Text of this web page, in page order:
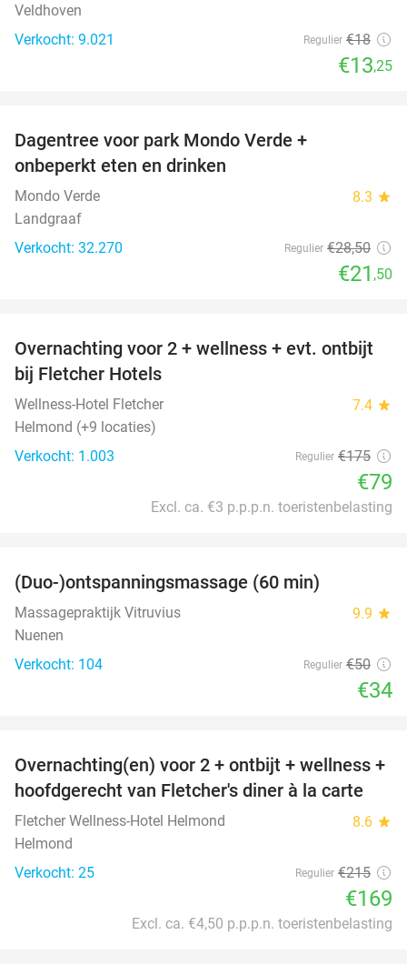
Veldhoven
Verkocht: 9.021
Regulier €18
€13,25
Dagentree voor park Mondo Verde +
onbeperkt eten en drinken
Mondo Verde 8.3 star
Landgraaf
Verkocht: 32.270
Regulier €28,50
€21 ,50
55%
Overnachting voor 2 + wellness + evt. ontbijt
bij Fletcher Hotels
Wellness-Hotel Fletcher 7.4 star
Helmond (+9 locaties)
Verkocht: 1.003
Regulier €175
€79
Excl. ca. €3 p.p.p.n. toeristenbelasting
(Duo-)ontspanningsmassage (60 min)
Massagepraktijk Vitruvius 9.9 star
Nuenen
Verkocht: 104
Regulier €50
€34
21%
Overnachting(en) voor 2 + ontbijt + wellness +
hoofdgerecht van Fletcher's diner à la carte
Fletcher Wellness-Hotel Helmond 8.6 star
Helmond
Verkocht: 25
Regulier €215
€169
Excl. ca. €4,50 p.p.p.n. toeristenbelasting